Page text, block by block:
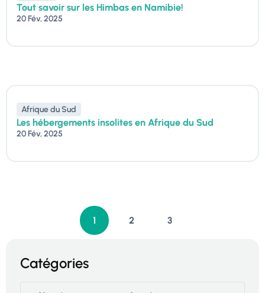
Tout savoir sur les Himbas en Namibie!
20 Fév, 2025
Afrique du Sud
Les hébergements insolites en Afrique du Sud
20 Fév, 2025
1 2 3
Catégories